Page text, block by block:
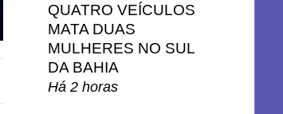
QUATRO VEÍCULOS
MATA DUAS
MULHERES NO SUL
DA BAHIA
Há 2 horas